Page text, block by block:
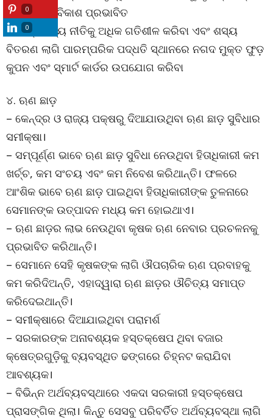
ଦୀର୍ଘସ୍ଥାୟୀ ବିକାଶ ପ୍ରଭାବିତ
– ଖାଦ୍ୟଶସ୍ୟ ନୀତିକୁ ଅଧିକ ଗତିଶୀଳ କରିବା ଏବଂ ଶସ୍ୟ
ବିତରଣ ଲାଗି ପାରମ୍ପରିକ ପଦ୍ଧତି ସ୍ଥାନରେ ନଗଦ ମୁକ୍ତ ଫୁଡ଼
କୁପନ ଏବଂ ସ୍ମାର୍ଟ କାର୍ଡର ଉପଯୋଗ କରିବା
୪. ଋଣ ଛାଡ଼
– କେନ୍ଦ୍ର ଓ ରାଜ୍ୟ ପକ୍ଷରୁ ଦିଆଯାଉଥିବା ଋଣ ଛାଡ଼ ସୁବିଧାର
ସମୀକ୍ଷା।
– ସମ୍ପୂର୍ଣ୍ଣ ଭାବେ ଋଣ ଛାଡ଼ ସୁବିଧା ନେଉଥିବା ହିତାଧିକାରୀ କମ
ଖର୍ଚ୍ଚ, କମ ସଂଚୟ ଏବଂ କମ ନିବେଶ କରିଥାନ୍ତି। ଫଳରେ
ଆଂଶିକ ଭାବେ ଋଣ ଛାଡ଼ ପାଇଥିବା ହିତାଧିକାରୀଙ୍କ ତୁଳନାରେ
ସେମାନଙ୍କ ଉତ୍ପାଦନ ମଧ୍ୟ କମ ହୋଇଥାଏ।
– ଋଣ ଛାଡ଼ର ଲାଭ ନେଉଥିବା କୃଷକ ଋଣ ନେବାର ପ୍ରଚଳନକୁ
ପ୍ରଭାବିତ କରିଥାନ୍ତି।
– ସେମାନେ ସେହି କୃଷକଙ୍କ ଲାଗି ଔପଚାରିକ ଋଣ ପ୍ରବାହକୁ
କମ କରିଦିଅନ୍ତି, ଏହାଦ୍ୱାରା ଋଣ ଛାଡ଼ର ଔଚିତ୍ୟ ସମାପ୍ତ
କରିଦେଇଥାନ୍ତି।
– ସମୀକ୍ଷାରେ ଦିଆଯାଇଥିବା ପରାମର୍ଶ
– ସରକାରଙ୍କ ଅନାବଶ୍ୟକ ହସ୍ତକ୍ଷେପ ଥିବା ବଜାର
କ୍ଷେତ୍ରଗୁଡ଼ିକୁ ବ୍ୟବସ୍ଥିତ ଢଙ୍ଗରେ ଚିହ୍ନଟ କରାଯିବା
ଆବଶ୍ୟକ।
– ବିଭିନ୍ନ ଅର୍ଥବ୍ୟବସ୍ଥାରେ ଏକଦା ସରକାରୀ ହସ୍ତକ୍ଷେପ
ପ୍ରାସଙ୍ଗିକ ଥିଲା। କିନ୍ତୁ ସେସବୁ ପରିବର୍ତିତ ଅର୍ଥବ୍ୟବସ୍ଥା ଲାଗି
0
0